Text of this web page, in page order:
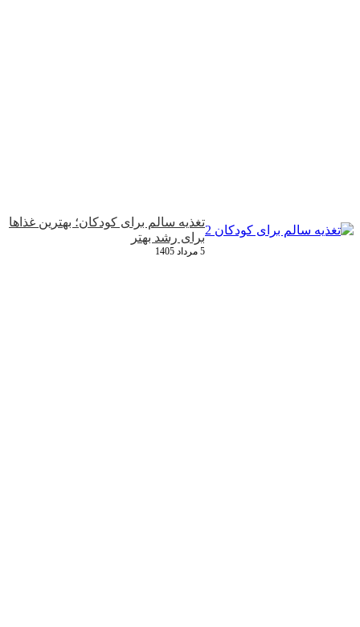
تغذیه سالم برای کودکان؛ بهترین غذاها
برای رشد بهتر
5 مرداد 1405